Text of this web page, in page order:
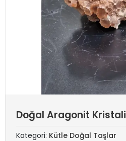
Doğal Aragonit Kristali
Kategori: Kütle Doğal Taşlar